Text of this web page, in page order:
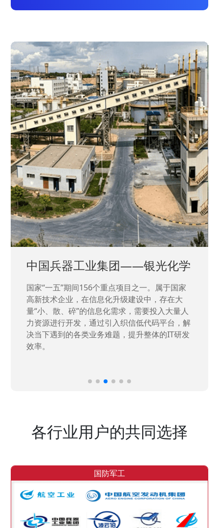
中国兵器工业集团——银光化学
国家“一五”期间156个重点项目之一。属于国家
高新技术企业，在信息化升级建设中，存在大
量“小、散、碎”的信息化需求，需要投入大量人
力资源进行开发，通过引入织信低代码平台，解
决当下遇到的各类业务难题，提升整体的IT研发
效率。
各行业用户的共同选择
国防军工